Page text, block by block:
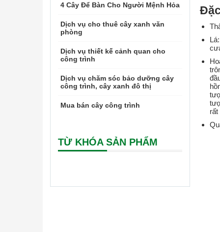
rất
4 Cây Để Bàn Cho Người Mệnh Hỏa
Dịch vụ cho thuê cây xanh văn
phòng
Dịch vụ thiết kế cảnh quan cho
công trình
Dịch vụ chăm sóc bảo dưỡng cây
công trình, cây xanh đô thị
Mua bán cây công trình
TỪ KHÓA SẢN PHẨM